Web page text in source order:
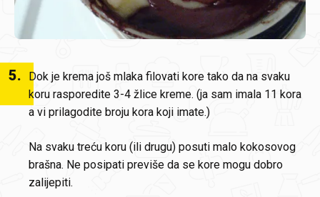
5.
Dok je krema još mlaka filovati kore tako da na svaku
koru rasporedite 3-4 žlice kreme. (ja sam imala 11 kora
a vi prilagodite broju kora koji imate.)
Na svaku treću koru (ili drugu) posuti malo kokosovog
brašna. Ne posipati previše da se kore mogu dobro
zalijepiti.